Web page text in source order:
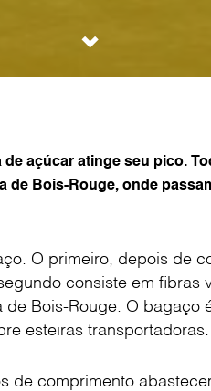
de açúcar atinge seu pico.
de Bois-Rouge, onde
O primeiro, depois de
consiste em fibras
Bois-Rouge. O bagaço
esteiras transportadoras.
de comprimento